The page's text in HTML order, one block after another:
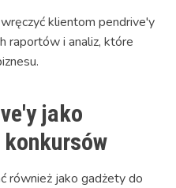
klientom pendrive'y
raportów i analiz, które
jako
również jako gadżety do